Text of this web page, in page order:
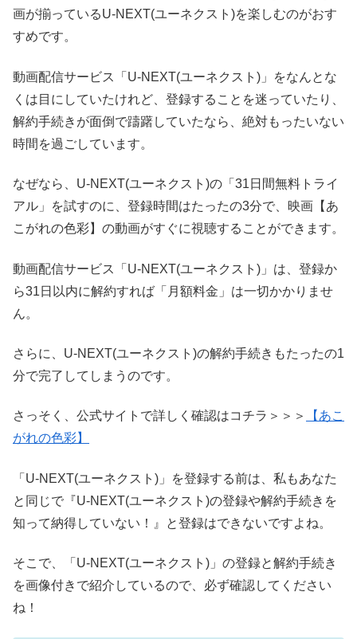
画が揃っているU-NEXT(ユーネクスト)を楽しむのがおす
すめです。
動画配信サービス「U-NEXT(ユーネクスト)」をなんとな
くは目にしていたけれど、登録することを迷っていたり、
解約手続きが面倒で躊躇していたなら、絶対もったいない
時間を過ごしています。
なぜなら、U-NEXT(ユーネクスト)の「31日間無料トライ
アル」を試すのに、登録時間はたったの3分で、映画【あ
こがれの色彩】の動画がすぐに視聴することができます。
動画配信サービス「U-NEXT(ユーネクスト)」は、登録か
ら31日以内に解約すれば「月額料金」は一切かかりませ
ん。
さらに、U-NEXT(ユーネクスト)の解約手続きもたったの1
分で完了してしまうのです。
さっそく、公式サイトで詳しく確認はコチラ＞＞＞
【あこ
がれの色彩】
「U-NEXT(ユーネクスト)」を登録する前は、私もあなた
と同じで『U-NEXT(ユーネクスト)の登録や解約手続きを
知って納得していない！』と登録はできないですよね。
そこで、「U-NEXT(ユーネクスト)」の登録と解約手続き
を画像付きで紹介しているので、必ず確認してください
ね！